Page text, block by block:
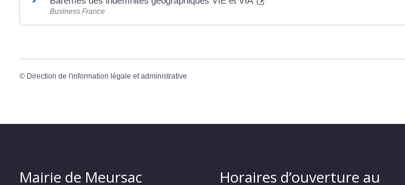
Business France
© Direction de l'information légale et administrative
Mairie de Meursac Horaires d’ouverture au